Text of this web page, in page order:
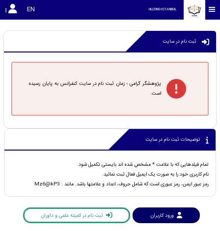
HLCONG-ISTANBUL
EN
ثبت نام در سایت
پژوهشگر گرامی ؛ زمان ثبت نام در سایت کنفرانس به پایان رسیده
است.
توضیحات ثبت نام در سایت
تمام فیلدهایی که با علامت * مشخص شده اند بایستی تکمیل شود.
نام کاربری خود را به صورت یک ایمیل فعال ثبت نمائید.
رمز عبور ایمن، رمز عبوری است که شامل حروف، اعداد و علامتها باشد. مانند : Mz6@kP3
ورود کاربران ثبت نام در کمیته علمی و داوران